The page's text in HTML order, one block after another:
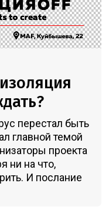
перестал быть
главной темой
проекта
ни на что,
И послание